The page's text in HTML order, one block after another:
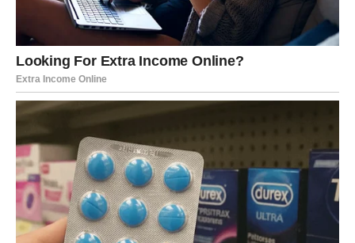
postavite granice bez griže savesti i da se udaljite od
svega što vam crpi energiju. Ovo nije sebičnost – ovo je
zdrava briga o sebi.
Zdravlje se poboljšava onda kada sebi dozvolite da
usporite. Umor koji se nagomilavao traži pažnju i nežnost.
male rituale koji hrane i telo i dušu. Odmor, san i mirno
okruženje sada imaju snažan isceljujući efekat.
Porodični odnosi ulaze u fazu smirivanja. Ako je bilo
napetosti ili distance, sada se otvara prostor za pomirenje